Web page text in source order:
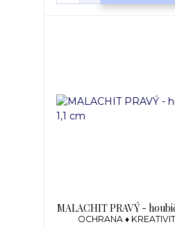
MALACHIT PRAVÝ -
OCHRANA ♦